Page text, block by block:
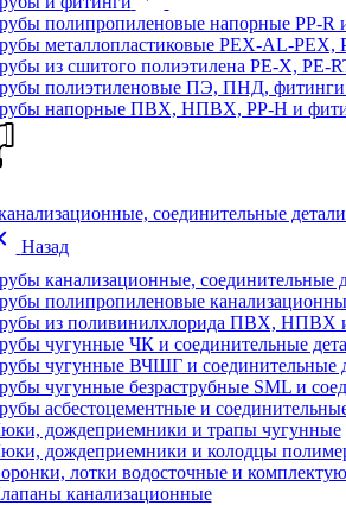
полипропиленовые напорные PP-R
металлопластиковые PEX-AL-PEX,
из сшитого полиэтилена PE-X, PE-
полиэтиленовые ПЭ, ПНД,
напорные ПВХ, НПВХ, PP-H и
соединительные
Назад
канализационные, соединительные
полипропиленовые
из поливинилхлорида ПВХ, НПВХ и
чугунные ЧК и соединительные
чугунные ВЧШГ и соединительные
чугунные безраструбные SML и
асбестоцементные и
дождеприемники и трапы чугунные
дождеприемники и колодцы
лотки водосточные и
канализационные